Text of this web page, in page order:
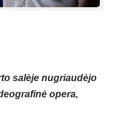
salėje nugriaudėjo
opera,